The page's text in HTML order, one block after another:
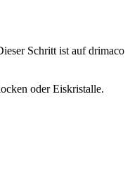
Schritt ist auf drimaco
oder Eiskristalle.